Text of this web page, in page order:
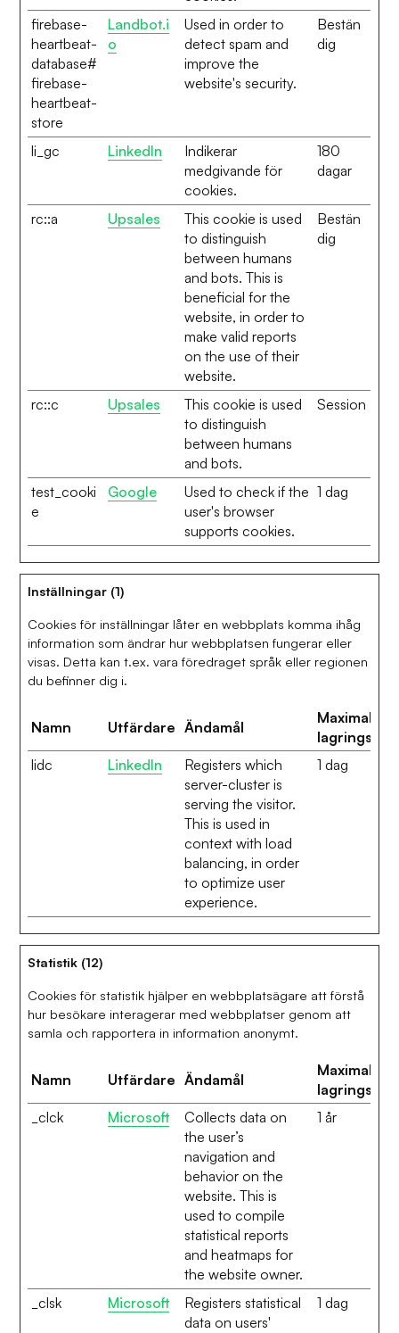
firebase-
heartbeat-
database#
firebase-
heartbeat-
store
Landbot.i
o
Used in order to
detect spam and
improve the
website's security.
Bestän
dig
li_gc LinkedIn
Indikerar
medgivande för
cookies.
180
dagar
rc::a Upsales
This cookie is used
to distinguish
between humans
and bots. This is
beneficial for the
website, in order to
make valid reports
on the use of their
website.
Bestän
dig
rc::c Upsales
This cookie is used
to distinguish
between humans
and bots.
Session
test_cooki
e
Google
Used to check if the
user's browser
supports cookies.
1 dag
Inställningar (1)
Cookies för inställningar låter en webbplats komma ihåg
information som ändrar hur webbplatsen fungerar eller
visas. Detta kan t.ex. vara föredraget språk eller regionen
du befinner dig i.
Namn Utfärdare Ändamål
Maximal
lagringstid
lidc
LinkedIn
Registers which
server-cluster is
serving the visitor.
This is used in
context with load
balancing, in order
to optimize user
experience.
1 dag
Statistik (12)
Cookies för statistik hjälper en webbplatsägare att förstå
hur besökare interagerar med webbplatser genom att
samla och rapportera in information anonymt.
Namn Utfärdare Ändamål
Maximal
lagringstid
_clck
Microsoft
Collects data on
the user’s
navigation and
behavior on the
website. This is
used to compile
statistical reports
and heatmaps for
the website owner.
1 år
_clsk Microsoft
Registers statistical
data on users'
1 dag